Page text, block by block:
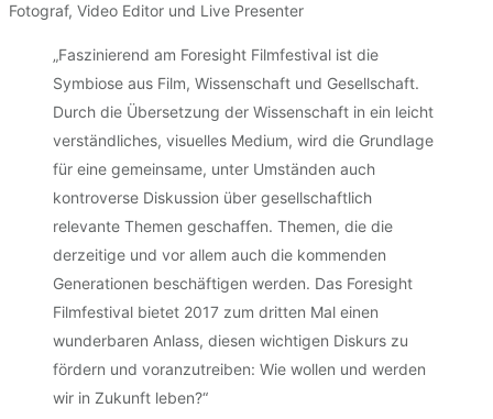
Fotograf, Video Editor und Live Presenter
„Faszinierend am Foresight Filmfestival ist die
Symbiose aus Film, Wissenschaft und Gesellschaft.
Durch die Übersetzung der Wissenschaft in ein leicht
verständliches, visuelles Medium, wird die Grundlage
für eine gemeinsame, unter Umständen auch
kontroverse Diskussion über gesellschaftlich
relevante Themen geschaffen. Themen, die die
derzeitige und vor allem auch die kommenden
Generationen beschäftigen werden. Das Foresight
Filmfestival bietet 2017 zum dritten Mal einen
wunderbaren Anlass, diesen wichtigen Diskurs zu
fördern und voranzutreiben: Wie wollen und werden
wir in Zukunft leben?“